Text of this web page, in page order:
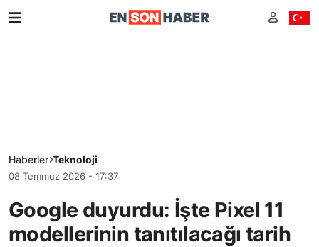
Haberler Teknoloji
08 Temmuz 2026 - 17:37
Google duyurdu: İşte Pixel 11
modellerinin tanıtılacağı tarih